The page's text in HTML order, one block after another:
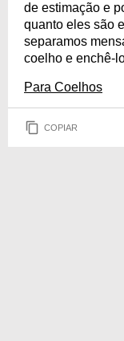
de estimação e
quanto eles são
separamos
coelho e enchê-
Para Coelhos
COPIAR